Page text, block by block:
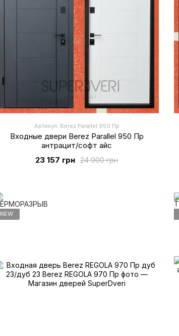
Артикул: Berez Parallel 950 Пр
Входные двери Berez Parallel 950 Пр
антрацит/софт айс
24 900 грн
23 157 грн
NEW